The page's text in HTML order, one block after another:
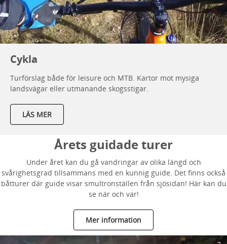
Cykla
Turförslag både för leisure och MTB. Kartor mot mysiga
landsvägar eller utmanande skogsstigar.
LÄS MER
Årets guidade turer
Under året kan du gå vandringar av olika längd och
svårighetsgrad tillsammans med en kunnig guide. Det finns också
båtturer där guide visar smultronställen från sjösidan! Här kan du
se när och var!
Mer information